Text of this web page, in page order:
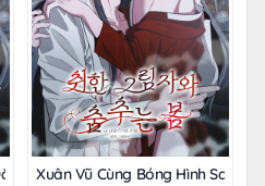
Say
Xuân Vũ Cùng Bóng Hình Say